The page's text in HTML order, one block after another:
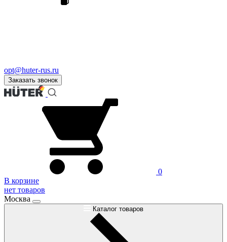
opt@huter-rus.ru
Заказать звонок
0
В корзине
нет товаров
Москва
Каталог товаров